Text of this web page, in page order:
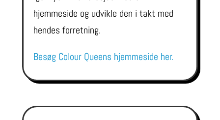
hjemmeside og udvikle den i takt med
hendes forretning.
Besøg Colour Queens hjemmeside her.